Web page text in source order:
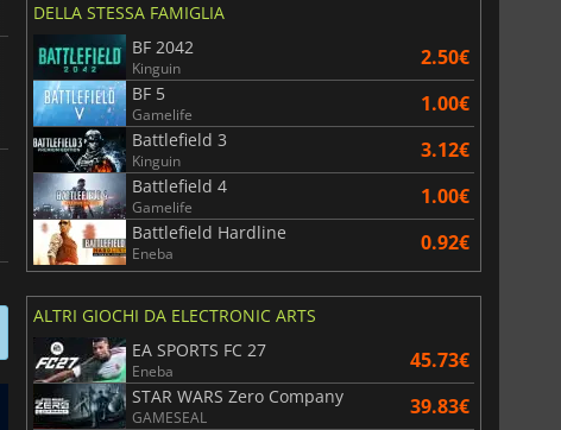
DELLA STESSA FAMIGLIA
BF 2042
Kinguin 2.50€
BF 5
Gamelife 1.00€
Battlefield 3
Kinguin 3.12€
Battlefield 4
Gamelife 1.00€
Battlefield Hardline
Eneba 0.92€
ALTRI GIOCHI DA ELECTRONIC ARTS
EA SPORTS FC 27
Eneba 45.73€
STAR WARS Zero Company
GAMESEAL 39.83€